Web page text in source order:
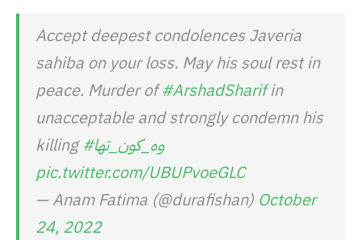
Accept deepest condolences Javeria
sahiba on your loss. May his soul rest in
peace. Murder of#ArshadSharifin
unacceptable and strongly condemn his
killing #وہ_کون_تھا
pic.twitter.com/UBUPvoeGLC
— Anam Fatima (@durafishan) October
24, 2022